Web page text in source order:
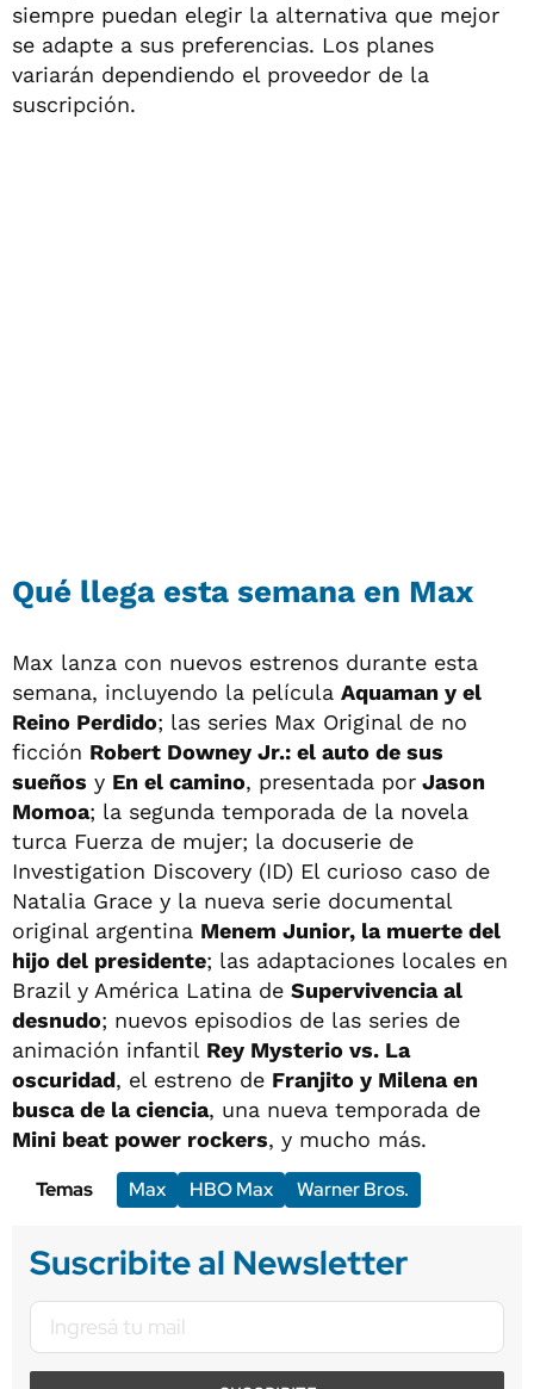
siempre puedan elegir la alternativa que mejor
se adapte a sus preferencias. Los planes
variarán dependiendo el proveedor de la
suscripción.
Qué llega esta semana en Max
Max lanza con nuevos estrenos durante esta
semana, incluyendo la película Aquaman y el
Reino Perdido; las series Max Original de no
ficción Robert Downey Jr.: el auto de sus
sueños y En el camino, presentada por Jason
Momoa; la segunda temporada de la novela
turca Fuerza de mujer; la docuserie de
Investigation Discovery (ID) El curioso caso de
Natalia Grace y la nueva serie documental
original argentina Menem Junior, la muerte del
hijo del presidente; las adaptaciones locales en
Brazil y América Latina de Supervivencia al
desnudo; nuevos episodios de las series de
animación infantil Rey Mysterio vs. La
oscuridad, el estreno de Franjito y Milena en
busca de la ciencia, una nueva temporada de
Mini beat power rockers, y mucho más.
Temas
Max HBO Max Warner Bros.
Suscribite al Newsletter